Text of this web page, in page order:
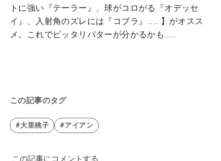
トに強い『テーラー』、球がコロがる『オデッセ
イ』、入射角のズレには『コブラ』…… 】がオスス
メ。これでピッタリパターが分かるかも……
この記事のタグ
#大里桃子 #アイアン